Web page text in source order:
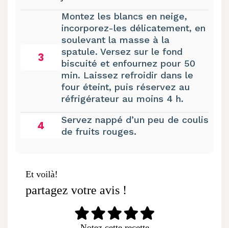
3
Montez les blancs en neige,
incorporez-les délicatement, en
soulevant la masse à la
spatule. Versez sur le fond
biscuité et enfournez pour 50
min. Laissez refroidir dans le
four éteint, puis réservez au
réfrigérateur au moins 4 h.
4
Servez nappé d’un peu de coulis
de fruits rouges.
Et voilà!
partagez votre avis !